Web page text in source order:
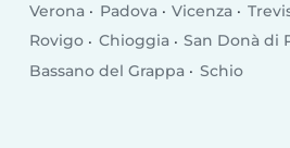
Verona Padova Vicenza
Rovigo
Chioggia
San Donà di
Bassano del Grappa
Schio